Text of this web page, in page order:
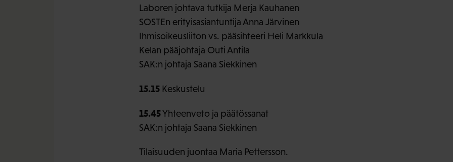
Laboren johtava tutkija Merja Kauhanen
SOSTEn erityisasiantuntija Anna Järvinen
Ihmisoikeusliiton vs. pääsihteeri Heli Markkula
Kelan pääjohtaja Outi Antila
SAK:n johtaja Saana Siekkinen
15.15Keskustelu
15.45Yhteenveto ja päätössanat
SAK:n johtaja Saana Siekkinen
Tilaisuuden juontaa Maria Pettersson.